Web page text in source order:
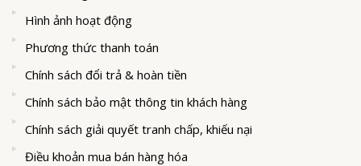
Hình ảnh hoạt động
Phương thức thanh toán
Chính sách đổi trả & hoàn tiền
Chính sách bảo mật thông tin khách hàng
Chính sách giải quyết tranh chấp, khiếu nại
Điều khoản mua bán hàng hóa